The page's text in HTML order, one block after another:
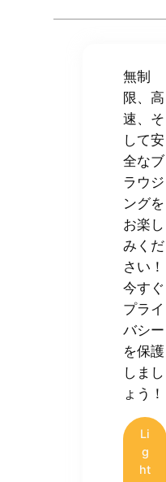
無制
限、高
速、そ
して安
全なブ
ラウジ
ングを
お楽し
みくだ
さい！
今すぐ
プライ
バシー
を保護
しまし
ょう！
Li
g
ht